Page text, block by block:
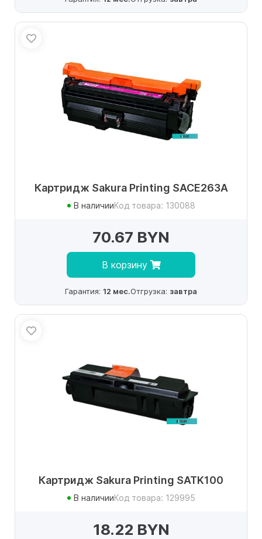
Картридж Sakura Printing SACE263A
В наличииКод товара: 130088
70.67 BYN
В корзину
Гарантия: 12 мес.Отгрузка: завтра
Картридж Sakura Printing SATK100
В наличииКод товара: 129995
18.22 BYN